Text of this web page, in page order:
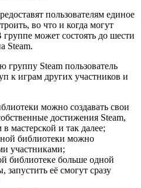
пользователям единое
во что и когда могут
может состоять до шести
Steam.
группу Steam пользователь
к играм других участников и
можно создавать свои
достижения Steam,
мастерской и так далее;
библиотеки можно
участниками;
библиотеке больше одной
её смогут сразу